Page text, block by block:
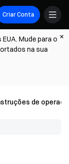
Criar Conta
Mude para o
na sua
de